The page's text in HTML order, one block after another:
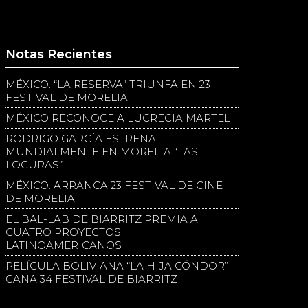
Notas Recientes
MÉXICO: “LA RESERVA” TRIUNFA EN 23
FESTIVAL DE MORELIA
MÉXICO RECONOCE A LUCRECIA MARTEL
RODRIGO GARCÍA ESTRENA
MUNDIALMENTE EN MORELIA “LAS
LOCURAS”
MÉXICO: ARRANCA 23 FESTIVAL DE CINE
DE MORELIA
EL BAL-LAB DE BIARRITZ PREMIA A
CUATRO PROYECTOS
LATINOAMERICANOS
PELÍCULA BOLIVIANA “LA HIJA CÓNDOR”
GANA 34 FESTIVAL DE BIARRITZ